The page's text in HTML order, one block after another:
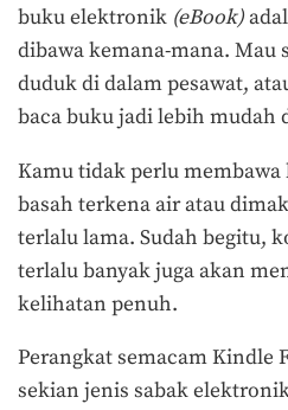
buku elektronik (eBook)
dibawa kemana-mana. Mau
duduk di dalam pesawat,
baca buku jadi lebih mudah
Kamu tidak perlu
basah terkena air atau
terlalu lama. Sudah begitu,
terlalu banyak juga akan
kelihatan penuh.
Perangkat semacam Kindle
sekian jenis sabak